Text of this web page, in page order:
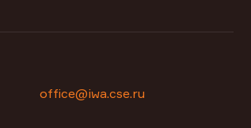
office@iwa.cse.ru